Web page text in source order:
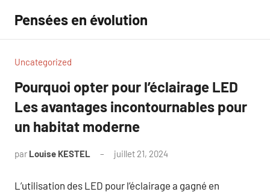
contenu
Pensées en évolution
Uncategorized
Pourquoi opter pour l’éclairage LED
Les avantages incontournables pour
un habitat moderne
par Louise KESTEL juillet 21, 2024
L’utilisation des LED pour l’éclairage a gagné en